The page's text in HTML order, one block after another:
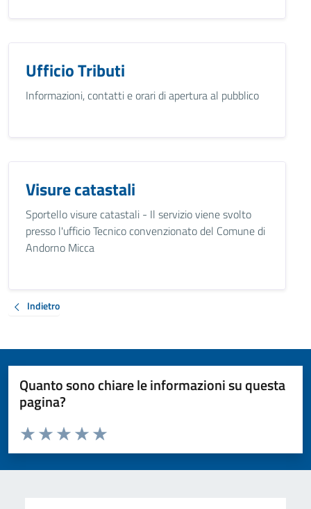
Ufficio Tributi
Informazioni, contatti e orari di apertura al pubblico
Visure catastali
Sportello visure catastali - Il servizio viene svolto
presso l'ufficio Tecnico convenzionato del Comune di
Andorno Micca
Indietro
Quanto sono chiare le informazioni su questa
pagina?
Valuta da 1 a 5 stelle la pagina
Valuta 5 stelle su 5
Valuta 4 stelle su 5
Valuta 3 stelle su 5
Valuta 2 stelle su 5
Valuta 1 stelle su 5